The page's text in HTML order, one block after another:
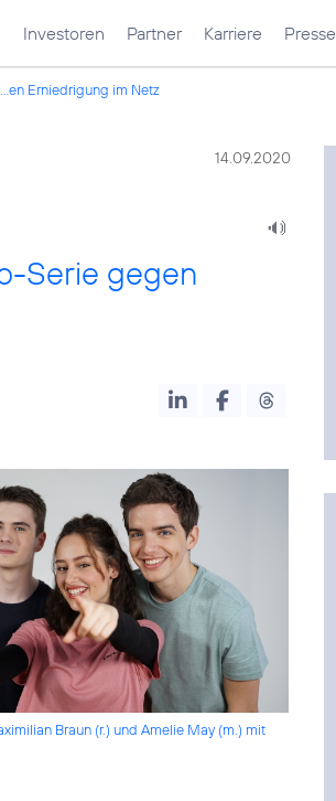
Investoren Partner Karriere Presse
Erniedrigung im Netz
14.09.2020
Serie gegen
Braun (r.) und Amelie May (m.) mit